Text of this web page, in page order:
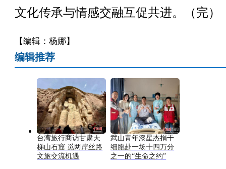
文化传承与情感交融互促共进。（完）
【编辑：杨娜】
编辑推荐
台湾旅行商访甘肃天
梯山石窟 觅两岸丝路
文旅交流机遇
武山青年漆星杰捐干
细胞赴一场十四万分
之一的“生命之约”